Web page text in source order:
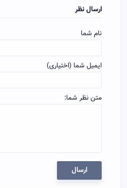
ارسال نظر
نام شما
ایمیل شما (اختیاری)
متن نظر شما:
ارسال